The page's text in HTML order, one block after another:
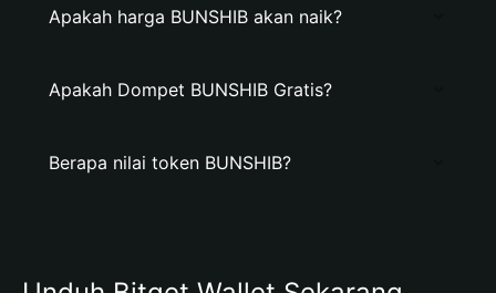
Apakah harga BUNSHIB akan naik?
Apakah Dompet BUNSHIB Gratis?
Berapa nilai token BUNSHIB?